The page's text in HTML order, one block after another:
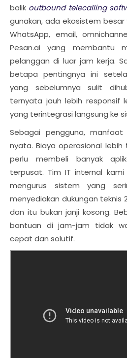
balik outbound telecalling
gunakan, ada ekosistem
WhatsApp, email,
Pesan.ai yang membantu
pelanggan di luar jam kerja.
betapa pentingnya ini
yang sebelumnya sulit
ternyata jauh lebih responsif
yang terintegrasi langsung ke
Sebagai pengguna,
nyata. Biaya operasional
perlu membeli banyak
terpusat. Tim IT internal
mengurus sistem yang
menyediakan dukungan teknis
dan itu bukan janji kosong.
bantuan di jam-jam tidak
cepat dan solutif.